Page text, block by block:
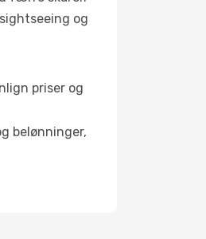
og
priser og
belønninger,